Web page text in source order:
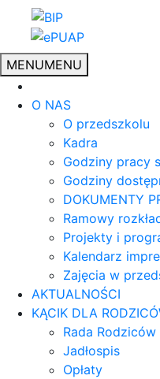
MENUMENU
O NAS
O przedszkolu
Kadra
Godziny pracy
Godziny
DOKUMENTY
Ramowy
Projekty i
Kalendarz
Zajęcia w
AKTUALNOŚCI
KĄCIK DLA
Rada Rodziców
Jadłospis
Opłaty